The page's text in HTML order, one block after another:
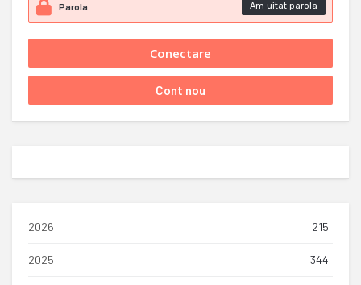
Am uitat parola
2026 215
2025 344